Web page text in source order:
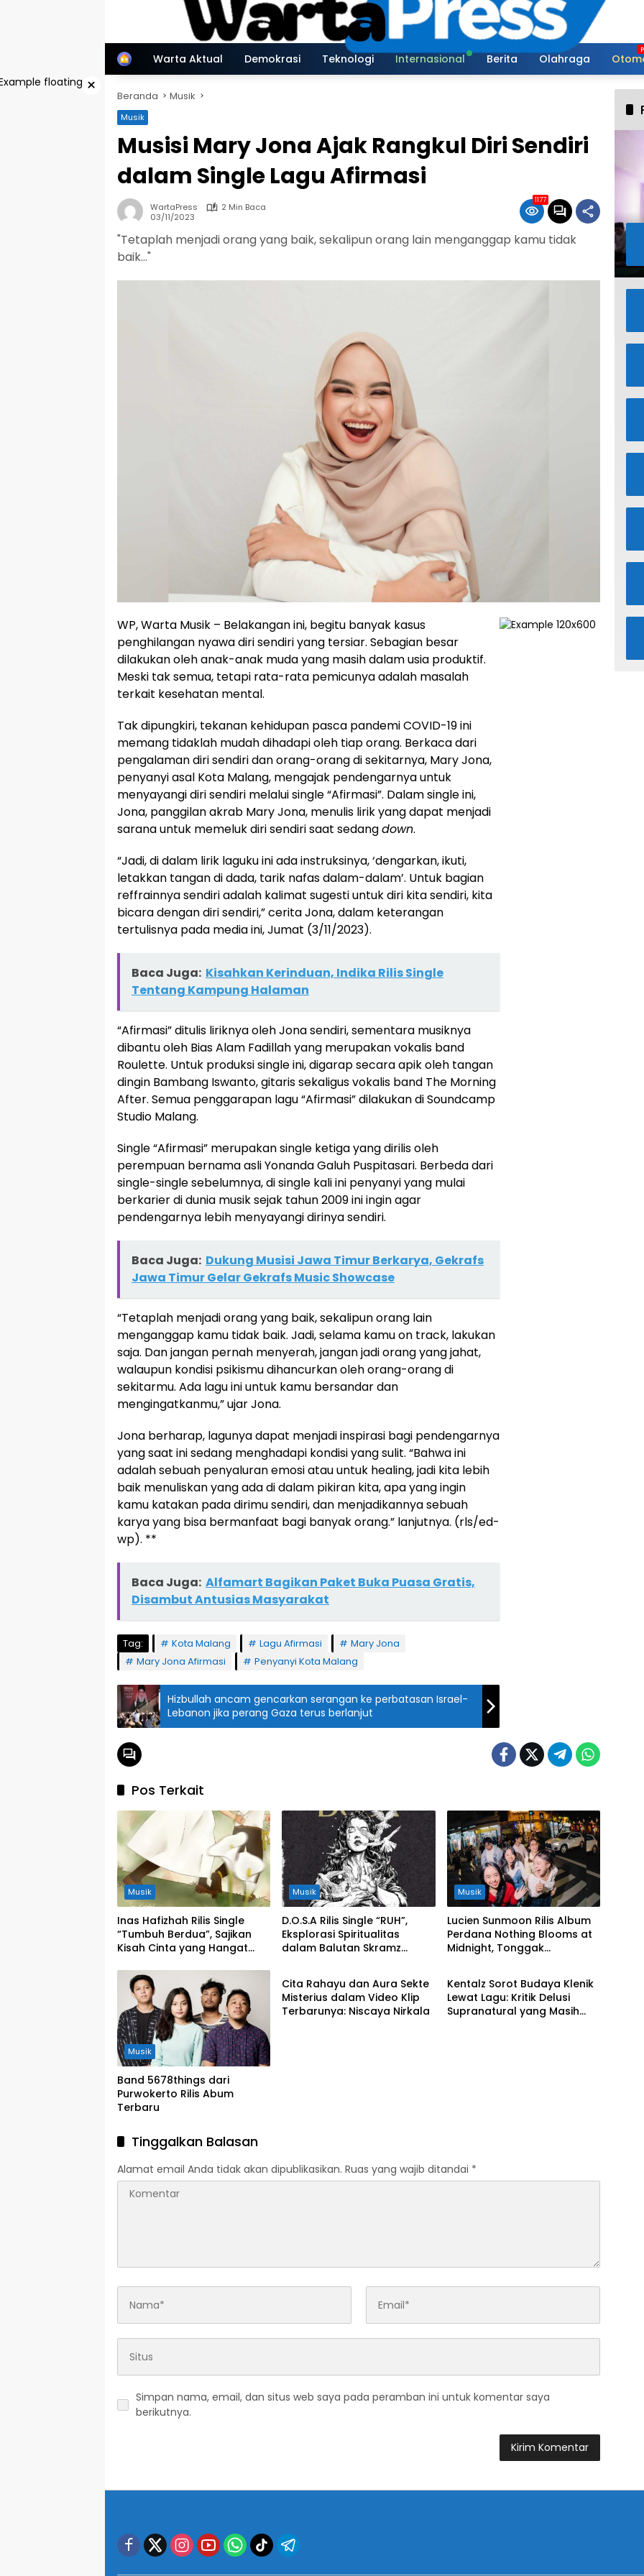
HomeWarta Aktual Demokrasi Teknologi Internasional Berita Olahraga
× Beranda Musik
Musik
Musisi Mary Jona Ajak Rangkul Diri Sendiri
dalam Single Lagu Afirmasi
WartaPress
2 Min Baca
03/11/2023
1177
"Tetaplah menjadi orang yang baik, sekalipun orang lain menganggap kamu tidak
baik…"
WP, Warta Musik – Belakangan ini, begitu banyak kasus
penghilangan nyawa diri sendiri yang tersiar. Sebagian besar
dilakukan oleh anak-anak muda yang masih dalam usia produktif.
Meski tak semua, tetapi rata-rata pemicunya adalah masalah
terkait kesehatan mental.
Tak dipungkiri, tekanan kehidupan pasca pandemi COVID-19 ini
memang tidaklah mudah dihadapi oleh tiap orang. Berkaca dari
pengalaman diri sendiri dan orang-orang di sekitarnya, Mary Jona,
penyanyi asal Kota Malang, mengajak pendengarnya untuk
menyayangi diri sendiri melalui single “Afirmasi”. Dalam single ini,
Jona, panggilan akrab Mary Jona, menulis lirik yang dapat menjadi
sarana untuk memeluk diri sendiri saat sedangdown.
“Jadi, di dalam lirik laguku ini ada instruksinya, ‘dengarkan, ikuti,
letakkan tangan di dada, tarik nafas dalam-dalam’. Untuk bagian
reffrainnya sendiri adalah kalimat sugesti untuk diri kita sendiri, kita
bicara dengan diri sendiri,” cerita Jona, dalam keterangan
tertulisnya pada media ini, Jumat (3/11/2023).
Baca Juga: Kisahkan Kerinduan, Indika Rilis Single
Tentang Kampung Halaman
“Afirmasi” ditulis liriknya oleh Jona sendiri, sementara musiknya
dibantu oleh Bias Alam Fadillah yang merupakan vokalis band
Roulette. Untuk produksi single ini, digarap secara apik oleh tangan
dingin Bambang Iswanto, gitaris sekaligus vokalis band The Morning
After. Semua penggarapan lagu “Afirmasi” dilakukan di Soundcamp
Studio Malang.
Single “Afirmasi” merupakan single ketiga yang dirilis oleh
perempuan bernama asli Yonanda Galuh Puspitasari. Berbeda dari
single-single sebelumnya, di single kali ini penyanyi yang mulai
berkarier di dunia musik sejak tahun 2009 ini ingin agar
pendengarnya lebih menyayangi dirinya sendiri.
Baca Juga: Dukung Musisi Jawa Timur Berkarya, Gekrafs
Jawa Timur Gelar Gekrafs Music Showcase
“Tetaplah menjadi orang yang baik, sekalipun orang lain
menganggap kamu tidak baik. Jadi, selama kamu on track, lakukan
saja. Dan jangan pernah menyerah, jangan jadi orang yang jahat,
walaupun kondisi psikismu dihancurkan oleh orang-orang di
sekitarmu. Ada lagu ini untuk kamu bersandar dan
mengingatkanmu,” ujar Jona.
Jona berharap, lagunya dapat menjadi inspirasi bagi pendengarnya
yang saat ini sedang menghadapi kondisi yang sulit. “Bahwa ini
adalah sebuah penyaluran emosi atau untuk healing, jadi kita lebih
baik menuliskan yang ada di dalam pikiran kita, apa yang ingin
kamu katakan pada dirimu sendiri, dan menjadikannya sebuah
karya yang bisa bermanfaat bagi banyak orang.” lanjutnya. (rls/ed-
wp). **
Baca Juga: Alfamart Bagikan Paket Buka Puasa Gratis,
Disambut Antusias Masyarakat
Tag: Kota Malang Lagu Afirmasi
Mary Jona
Mary Jona Afirmasi
Penyanyi Kota Malang
Hizbullah ancam gencarkan serangan ke perbatasan Israel-
Lebanon jika perang Gaza terus berlanjut
Pos Terkait
Musik
Inas Hafizhah Rilis Single
“Tumbuh Berdua”, Sajikan
Kisah Cinta yang Hangat
Musik
D.O.S.A Rilis Single “RUH”,
Eksplorasi Spiritualitas
dalam Balutan Skramz
Musik
Lucien Sunmoon Rilis Album
Perdana Nothing Blooms at
Midnight, Tonggak
Musik
Band 5678things dari
Purwokerto Rilis Abum
Terbaru
Musik
Cita Rahayu dan Aura Sekte
Misterius dalam Video Klip
Terbarunya: Niscaya Nirkala
Musik
Kentalz Sorot Budaya Klenik
Lewat Lagu: Kritik Delusi
Supranatural yang Masih
Tinggalkan Balasan
Alamat email Anda tidak akan dipublikasikan. Ruas yang wajib ditandai *
Simpan nama, email, dan situs web saya pada peramban ini untuk komentar saya
berikutnya.